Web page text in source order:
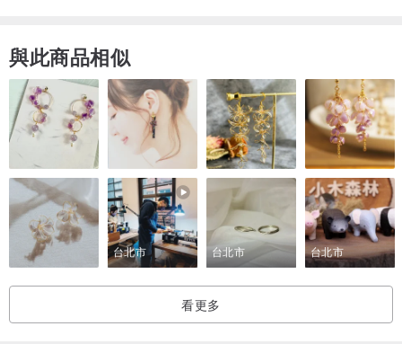
與此商品相似
台北市 台北市 台北市
看更多